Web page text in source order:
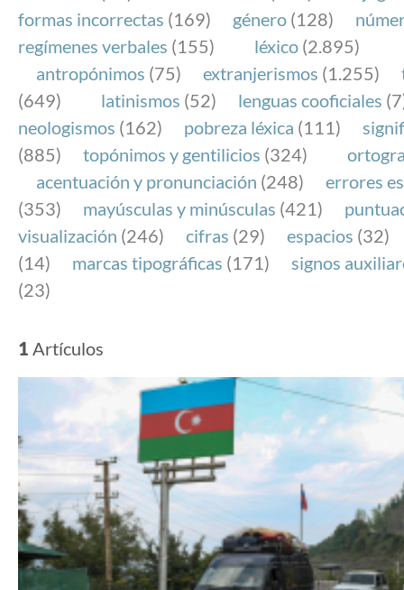
Internet.
formas incorrectas (169) género (128)
regímenes verbales (155) léxico (2.895)
antropónimos (75) extranjerismos (1.255)
(649)
latinismos (52) lenguas cooficiales
neologismos (162) pobreza léxica (111)
(885)
topónimos y gentilicios (324)
acentuación y pronunciación (248)
errores
(353)
mayúsculas y minúsculas (421)
visualización (246) cifras (29) espacios (32)
(14)
marcas tipográficas (171)
signos
(23)
1 Artículos